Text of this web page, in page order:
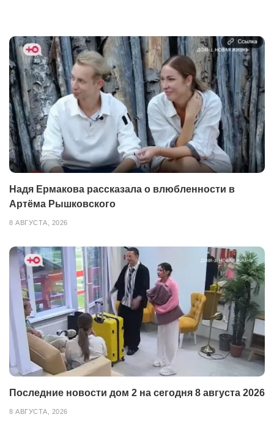
Надя Ермакова рассказала о влюбленности в
Артёма Рышковского
8 АВГУСТА, 2026
Последние новости дом 2 на сегодня 8 августа 2026
8 АВГУСТА, 2026